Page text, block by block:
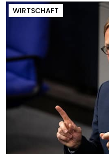
WIRTSCHAFT